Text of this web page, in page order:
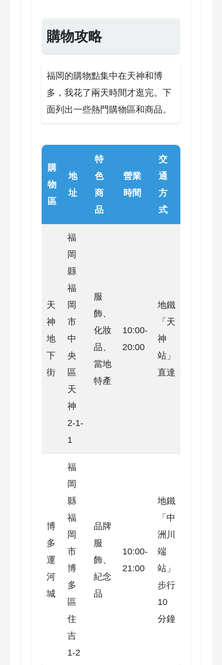
購物攻略
福岡的購物點集中在天神和博
多，我花了兩天時間才逛完。下
面列出一些熱門購物區和商品。
購
物
區
地
址
特
色
商
品
營業
時間
交
通
方
式
天
神
地
下
街
福
岡
縣
福
岡
市
中
央
區
天
神
2-1-
1
服
飾、
化妝
品、
當地
特產
10:00-
20:00
地鐵
「天
神
站」
直達
博
多
運
河
城
福
岡
縣
福
岡
市
博
多
區
住
吉
1-2
品牌
服
飾、
紀念
品
10:00-
21:00
地鐵
「中
洲川
端
站」
步行
10
分鐘